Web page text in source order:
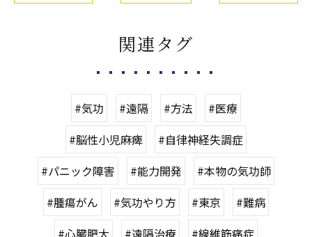
関連タグ
#気功 #遠隔 #方法
#医療
#脳性小児麻痺
#自律神経失調症
#パニック障害
#能力開発
#本物の気功師
#腫瘍がん
#気功やり方 #東京
#難病
#心臓肥大
#遠隔治療
#線維筋痛症